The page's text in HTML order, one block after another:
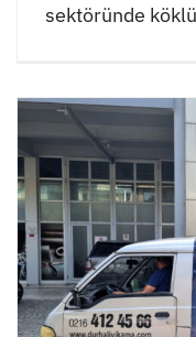
sektöründe